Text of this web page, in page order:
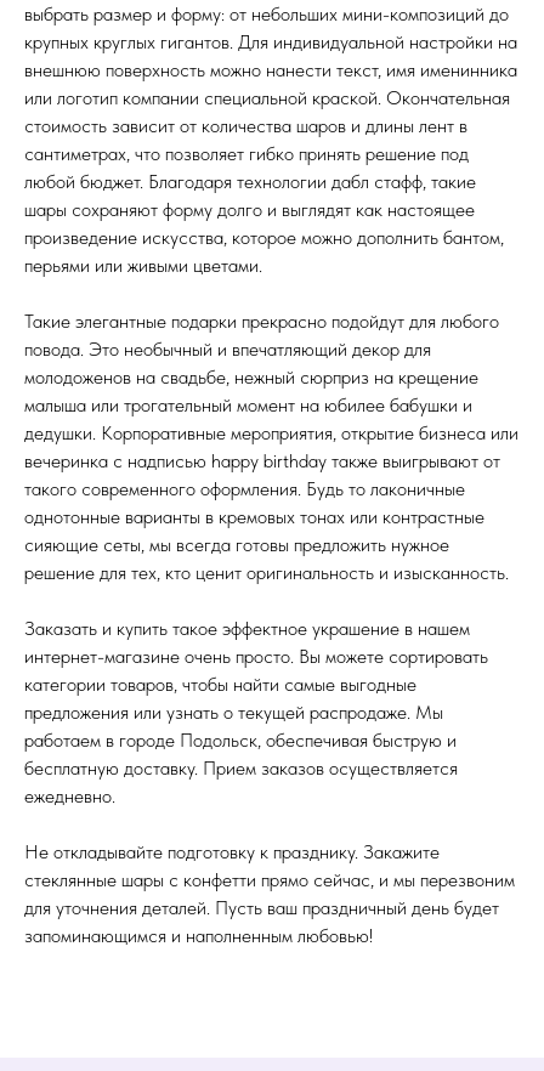
выбрать размер и форму: от небольших мини-композиций до
крупных круглых гигантов. Для индивидуальной настройки на
внешнюю поверхность можно нанести текст, имя именинника
или логотип компании специальной краской. Окончательная
стоимость зависит от количества шаров и длины лент в
сантиметрах, что позволяет гибко принять решение под
любой бюджет. Благодаря технологии дабл стафф, такие
шары сохраняют форму долго и выглядят как настоящее
произведение искусства, которое можно дополнить бантом,
перьями или живыми цветами.
Такие элегантные подарки прекрасно подойдут для любого
повода. Это необычный и впечатляющий декор для
молодоженов на свадьбе, нежный сюрприз на крещение
малыша или трогательный момент на юбилее бабушки и
дедушки. Корпоративные мероприятия, открытие бизнеса или
вечеринка с надписью happy birthday также выигрывают от
такого современного оформления. Будь то лаконичные
однотонные варианты в кремовых тонах или контрастные
сияющие сеты, мы всегда готовы предложить нужное
решение для тех, кто ценит оригинальность и изысканность.
Заказать и купить такое эффектное украшение в нашем
интернет-магазине очень просто. Вы можете сортировать
категории товаров, чтобы найти самые выгодные
предложения или узнать о текущей распродаже. Мы
работаем в городе Подольск, обеспечивая быструю и
бесплатную доставку. Прием заказов осуществляется
ежедневно.
Не откладывайте подготовку к празднику. Закажите
стеклянные шары с конфетти прямо сейчас, и мы перезвоним
для уточнения деталей. Пусть ваш праздничный день будет
запоминающимся и наполненным любовью!